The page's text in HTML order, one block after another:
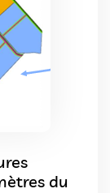
du